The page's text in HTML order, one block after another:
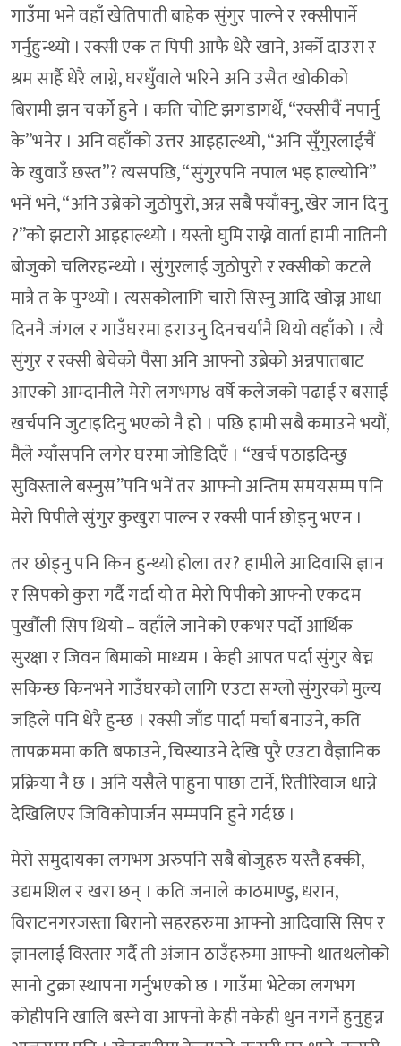
गाउँमा भने वहाँ खेतिपाती बाहेक सुंगुर पाल्ने र रक्सीपार्ने
गर्नुहुन्थ्यो । रक्सी एक त पिपी आफै धेरै खाने, अर्को दाउरा र
श्रम सार्है धेरै लाग्ने, घरधुँवाले भरिने अनि उसैत खोकीको
बिरामी झन चर्को हुने । कति चोटि झगडागर्थें, “रक्सीचैं नपार्नु
के”भनेर । अनि वहाँको उत्तर आइहाल्थ्यो, “अनि सुँगुरलाईचैं
के खुवाउँ छस्त”? त्यसपछि, “सुंगुरपनि नपाल भइ हाल्योनि”
भनें भने, “अनि उब्रेको जुठोपुरो, अन्न सबै फ्याँक्नु, खेर जान दिनु
?”को झटारो आइहाल्थ्यो । यस्तो घुमि राख्ने वार्ता हामी नातिनी
बोजुको चलिरहन्थ्यो । सुंगुरलाई जुठोपुरो र रक्सीको कटले
मात्रै त के पुग्थ्यो । त्यसकोलागि चारो सिस्नु आदि खोज्न आधा
दिननै जंगल र गाउँघरमा हराउनु दिनचर्यानै थियो वहाँको । त्यै
सुंगुर र रक्सी बेचेको पैसा अनि आफ्नो उब्रेको अन्नपातबाट
आएको आम्दानीले मेरो लगभग४ वर्षे कलेजको पढाई र बसाई
खर्चपनि जुटाइदिनु भएको नै हो । पछि हामी सबै कमाउने भयौं,
मैले ग्याँसपनि लगेर घरमा जोडिदिएँ । “खर्च पठाइदिन्छु
सुविस्ताले बस्नुस”पनि भनें तर आफ्नो अन्तिम समयसम्म पनि
मेरो पिपीले सुंगुर कुखुरा पाल्न र रक्सी पार्न छोड्नु भएन ।
तर छोड्नु पनि किन हुन्थ्यो होला तर? हामीले आदिवासि ज्ञान
र सिपको कुरा गर्दै गर्दा यो त मेरो पिपीको आफ्नो एकदम
पुर्खौली सिप थियो – वहाँले जानेको एकभर पर्दो आर्थिक
सुरक्षा र जिवन बिमाको माध्यम । केही आपत पर्दा सुंगुर बेच्न
सकिन्छ किनभने गाउँघरको लागि एउटा सग्लो सुंगुरको मुल्य
जहिले पनि धेरै हुन्छ । रक्सी जाँड पार्दा मर्चा बनाउने, कति
तापक्रममा कति बफाउने, चिस्याउने देखि पुरै एउटा वैज्ञानिक
प्रक्रिया नै छ । अनि यसैले पाहुना पाछा टार्ने, रितीरिवाज धान्ने
देखिलिएर जिविकोपार्जन सम्मपनि हुने गर्दछ ।
मेरो समुदायका लगभग अरुपनि सबै बोजुहरु यस्तै हक्की,
उद्यमशिल र खरा छन् । कति जनाले काठमाण्डु, धरान,
विराटनगरजस्ता बिरानो सहरहरुमा आफ्नो आदिवासि सिप र
ज्ञानलाई विस्तार गर्दै ती अंजान ठाउँहरुमा आफ्नो थातथलोको
सानो टुक्रा स्थापना गर्नुभएको छ । गाउँमा भेटेका लगभग
कोहीपनि खालि बस्ने वा आफ्नो केही नकेही धुन नगर्ने हुनुहुन्न